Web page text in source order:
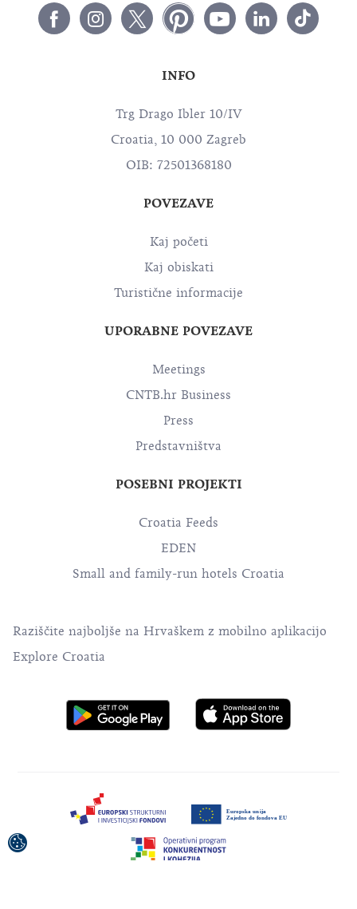
INFO
Trg Drago Ibler 10/IV
Croatia, 10 000 Zagreb
OIB: 72501368180
POVEZAVE
Kaj početi
Kaj obiskati
Turistične informacije
UPORABNE POVEZAVE
Meetings
CNTB.hr Business
Press
Predstavništva
POSEBNI PROJEKTI
Croatia Feeds
EDEN
Small and family-run hotels Croatia
Raziščite najboljše na Hrvaškem z mobilno aplikacijo
Explore Croatia